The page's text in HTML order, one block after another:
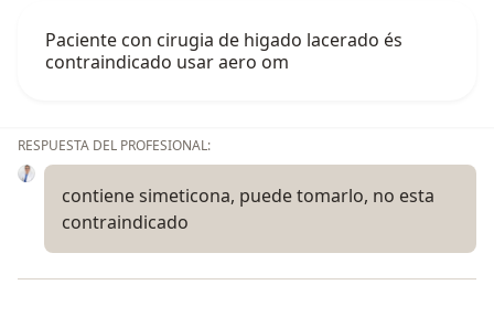
Paciente con cirugia de higado lacerado és
contraindicado usar aero om
RESPUESTA DEL PROFESIONAL:
contiene simeticona, puede tomarlo, no esta
contraindicado